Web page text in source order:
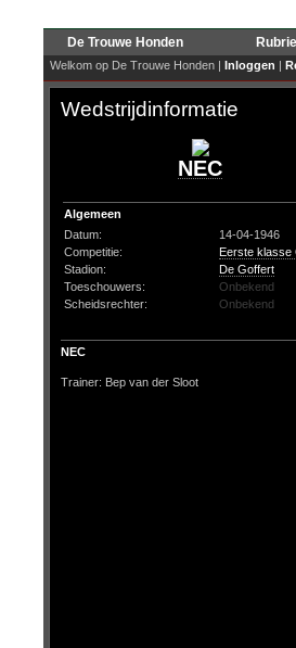
De Trouwe Honden
Welkom op De Trouwe Honden | Inloggen |
Wedstrijdinformatie
NEC
Algemeen
Datum:
14-04-1946
Competitie:
Eerste klasse
Stadion:
De Goffert
Toeschouwers:
Onbekend
Scheidsrechter:
Onbekend
NEC
Trainer: Bep van der Sloot